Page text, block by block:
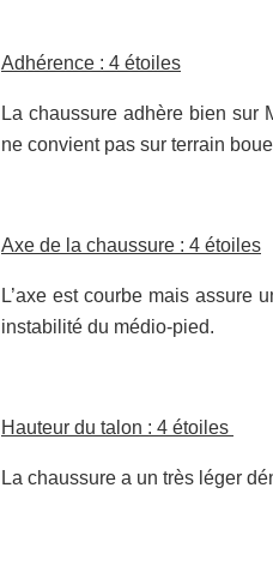
Adhérence : 4 étoiles
La chaussure adhère bien sur
ne convient pas sur terrain
Axe de la chaussure : 4 étoiles
L’axe est courbe mais assure
instabilité du médio-pied.
Hauteur du talon : 4 étoiles
La chaussure a un très léger